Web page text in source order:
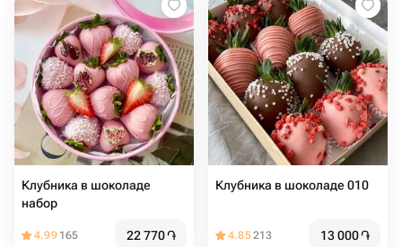
Клубника в шоколаде
набор
4.99 165 22 770֏
Клубника в шоколаде 010
4.85213 13 000֏